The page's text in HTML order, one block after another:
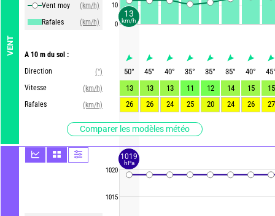
VENT
Vent moy
(km/h)
Rafales
(km/h)
A 10 m du sol :
Direction
(°)
Vitesse
(km/h)
Rafales
(km/h)
Comparer les modèles météo
10
0
1020
1015
50° 45° 40° 35° 35° 35° 40° 45
13
13 13 11 12 14 15
15
26
26 24 25 20 24 26 27
13
km/h
1019
hPa